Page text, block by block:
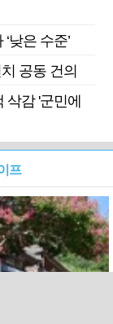
낮은 수준’
공동 건의
감 '군민에
프